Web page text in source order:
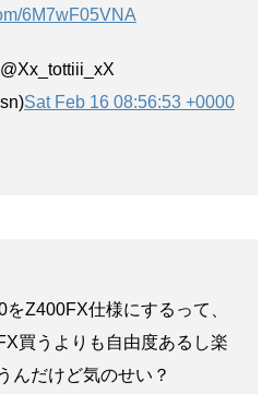
6M7wF05VNA
Sat Feb 16 08:56:53 +0000
をZ400FX仕様にするって、
買うよりも自由度あるし楽
んだけど気のせい？